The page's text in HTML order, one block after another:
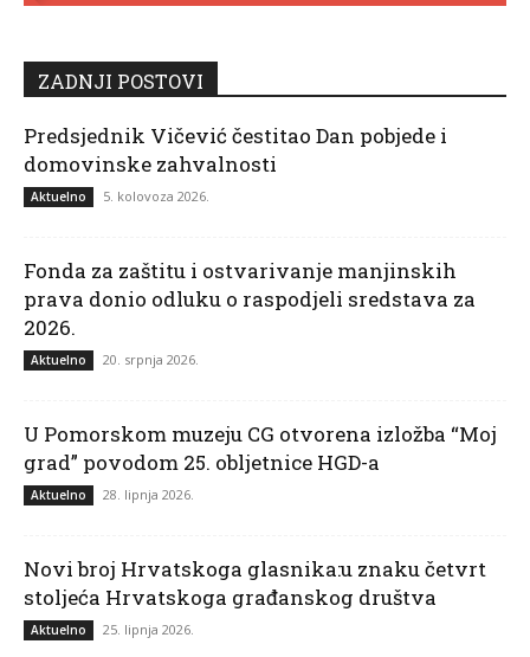
ZADNJI POSTOVI
Predsjednik Vičević čestitao Dan pobjede i
domovinske zahvalnosti
Aktuelno 5. kolovoza 2026.
Fonda za zaštitu i ostvarivanje manjinskih
prava donio odluku o raspodjeli sredstava za
2026.
Aktuelno 20. srpnja 2026.
U Pomorskom muzeju CG otvorena izložba “Moj
grad” povodom 25. obljetnice HGD-a
Aktuelno 28. lipnja 2026.
Novi broj Hrvatskoga glasnika:u znaku četvrt
stoljeća Hrvatskoga građanskog društva
Aktuelno 25. lipnja 2026.